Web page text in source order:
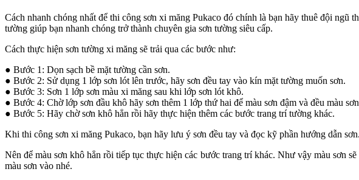
Cách nhanh chóng nhất để thi công sơn xi măng Pukaco đó chính là bạn hãy thuê đội
tường giúp bạn nhanh chóng trở thành chuyên gia sơn tường siêu cấp.
Cách thực hiện sơn tường xi măng sẽ trải qua các bước như:
● Bước 1: Dọn sạch bề mặt tường cần sơn.
● Bước 2: Sử dụng 1 lớp sơn lót lên trước, hãy sơn đều tay vào kín mặt tường muốn sơn.
● Bước 3: Sơn 1 lớp sơn màu xi măng sau khi lớp sơn lót khô.
● Bước 4: Chờ lớp sơn đầu khô hãy sơn thêm 1 lớp thứ hai để màu sơn đậm và đều màu
● Bước 5: Hãy chờ sơn khô hẳn rồi hãy thực hiện thêm các bước trang trí tường khác.
Khi thi công sơn xi măng Pukaco, bạn hãy lưu ý sơn đều tay và đọc kỹ phần hướng dẫn
Nên để màu sơn khô hẳn rồi tiếp tục thực hiện các bước trang trí khác. Như vậy màu sơn
màu sơn vào nhé.